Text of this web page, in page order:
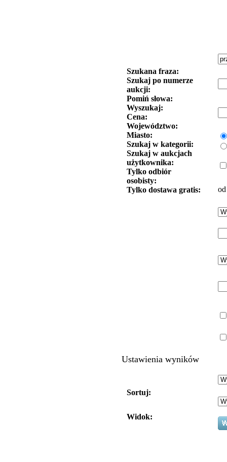
Szukana fraza:
Szukaj po numerze
aukcji:
Pomiń słowa:
Wyszukaj:
Cena:
Województwo:
Miasto:
Szukaj w kategorii:
Szukaj w aukcjach
użytkownika:
Tylko odbiór
osobisty:
Tylko dostawa gratis:
od
Ustawienia wyników
Sortuj:
Widok: